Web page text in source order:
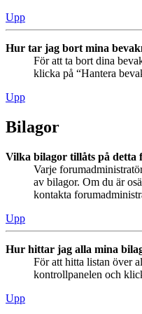
Upp
Hur tar jag bort mina
För att ta bort dina
klicka på “Hantera
Upp
Bilagor
Vilka bilagor tillåts på detta
Varje
av bilagor. Om du är
kontakta
Upp
Hur hittar jag alla mina
För att hitta listan över
kontrollpanelen och
Upp